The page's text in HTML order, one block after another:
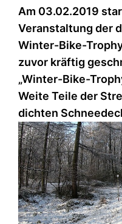
Am 03.02.2019
Veranstaltung der
Winter-Bike-
zuvor kräftig
„Winter-Bike-
Weite Teile der
dichten